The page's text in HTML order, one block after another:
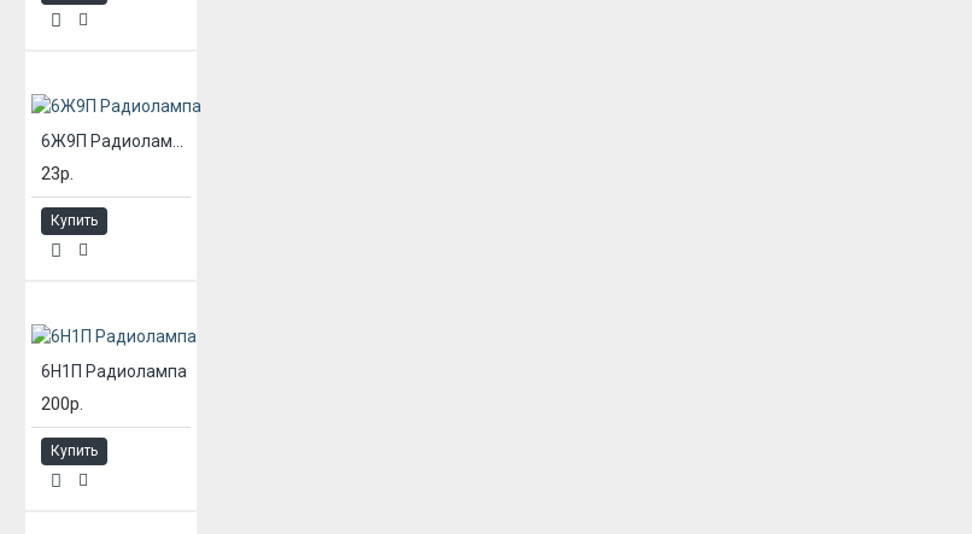
23р.
Купить
6Н1П Радиолампа
200р.
Купить